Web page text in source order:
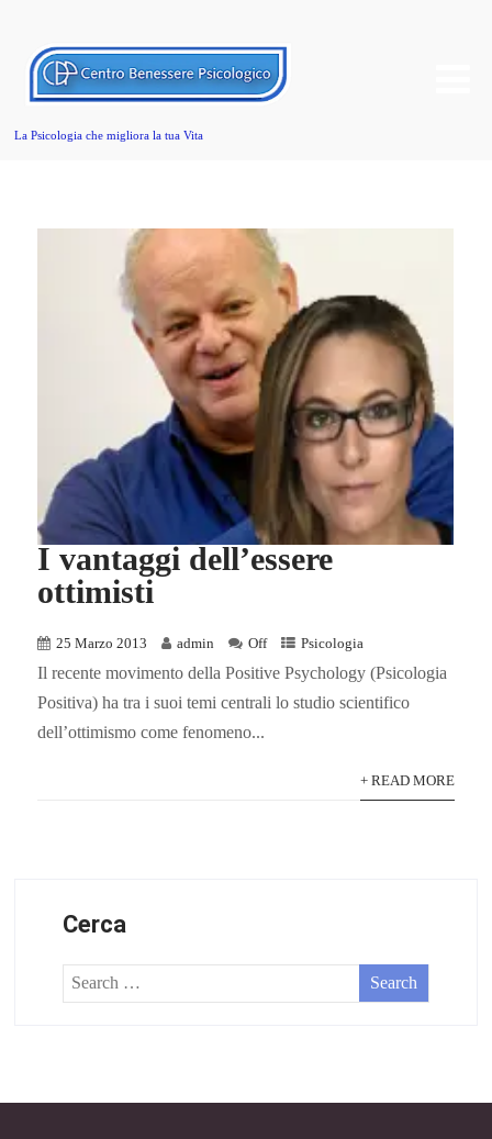
La Psicologia che migliora la tua Vita
I vantaggi dell’essere
ottimisti
25 Marzo 2013 admin Off Psicologia
Il recente movimento della Positive Psychology (Psicologia
Positiva) ha tra i suoi temi centrali lo studio scientifico
dell’ottimismo come fenomeno...
+ READ MORE
Cerca